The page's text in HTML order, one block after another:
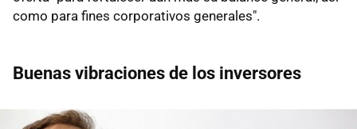
como para fines corporativos generales".
Buenas vibraciones de los inversores